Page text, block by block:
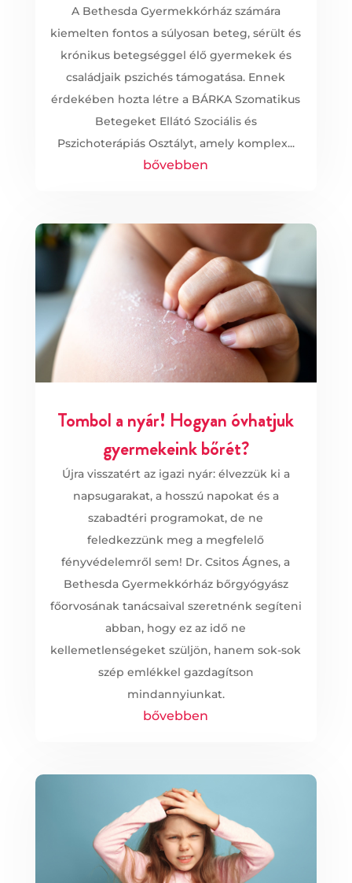
A Bethesda Gyermekkórház számára
kiemelten fontos a súlyosan beteg, sérült és
krónikus betegséggel élő gyermekek és
családjaik pszichés támogatása. Ennek
érdekében hozta létre a BÁRKA Szomatikus
Betegeket Ellátó Szociális és
Pszichoterápiás Osztályt, amely komplex...
bővebben
Tombol a nyár! Hogyan óvhatjuk
gyermekeink bőrét?
Újra visszatért az igazi nyár: élvezzük ki a
napsugarakat, a hosszú napokat és a
szabadtéri programokat, de ne
feledkezzünk meg a megfelelő
fényvédelemről sem! Dr. Csitos Ágnes, a
Bethesda Gyermekkórház bőrgyógyász
főorvosának tanácsaival szeretnénk segíteni
abban, hogy ez az idő ne
kellemetlenségeket szüljön, hanem sok-sok
szép emlékkel gazdagítson
mindannyiunkat.
bővebben